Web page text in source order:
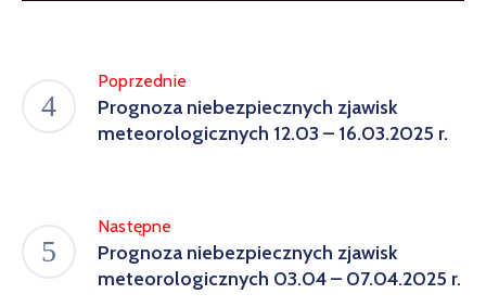
BolechowicachPoprzednie
Prognoza niebezpiecznych zjawisk
meteorologicznych 12.03 – 16.03.2025 r.
Następne
Prognoza niebezpiecznych zjawisk
meteorologicznych 03.04 – 07.04.2025 r.